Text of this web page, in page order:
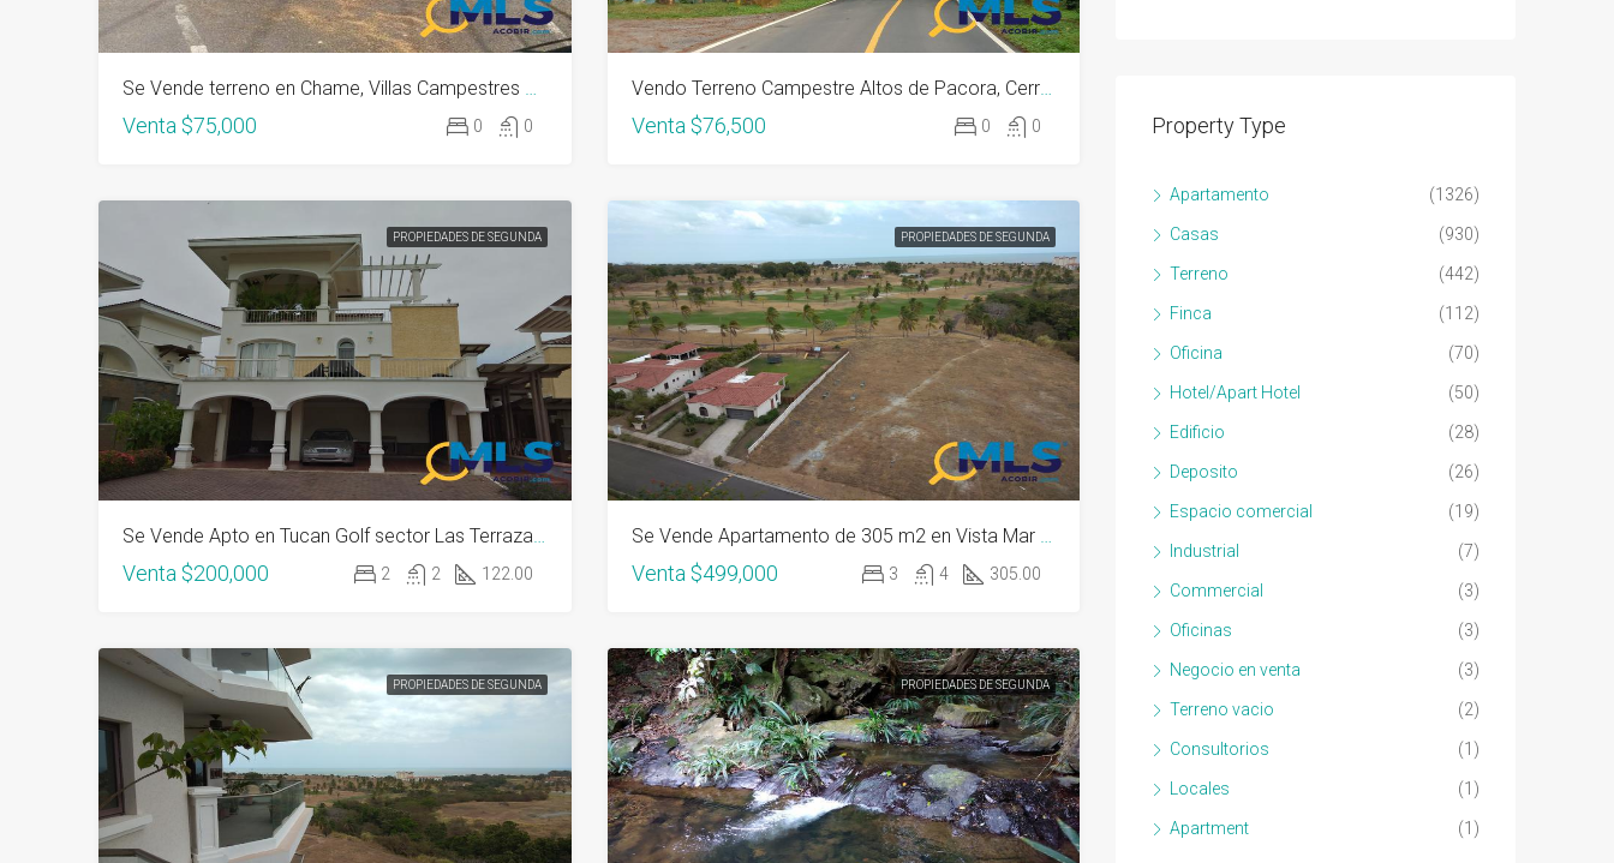
Se Vende terreno en Chame, Villas Campestres El Sol 1607 m2
Venta $75,000 0 0
Vendo Terreno Campestre Altos de Pacora, Cerro Azul 1 hectárea lotificable
Venta $76,500 0 0
PROPIEDADES DE SEGUNDA
Se Vende Apto en Tucan Golf sector Las Terrazas 2 hab 2 b 122 m2
Venta $200,000 2 2 122.00
PROPIEDADES DE SEGUNDA
Se Vende Apartamento de 305 m2 en Vista Mar Golf, full extras 3h, 3b, CBR
Venta $499,000 3 4 305.00
PROPIEDADES DE SEGUNDA PROPIEDADES DE SEGUNDA
Property Type
Apartamento (1326)
Casas (930)
Terreno (442)
Finca (112)
Oficina (70)
Hotel/Apart Hotel (50)
Edificio (28)
Deposito (26)
Espacio comercial (19)
Industrial (7)
Commercial (3)
Oficinas (3)
Negocio en venta (3)
Terreno vacio (2)
Consultorios (1)
Locales (1)
Apartment (1)